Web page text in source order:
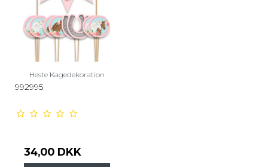
Heste Kagedekoration
992995
34,00 DKK